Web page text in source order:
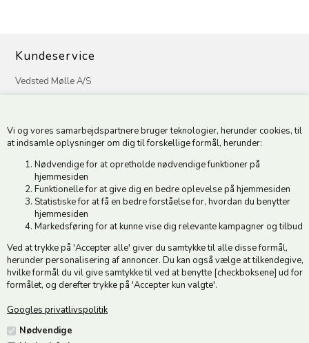
Vi og vores samarbejdspartnere bruger teknologier, herunder cookies, til
at indsamle oplysninger om dig til forskellige formål, herunder:
Nødvendige for at opretholde nødvendige funktioner på
hjemmesiden
Funktionelle for at give dig en bedre oplevelse på hjemmesiden
Statistiske for at få en bedre forståelse for, hvordan du benytter
hjemmesiden
Markedsføring for at kunne vise dig relevante kampagner og tilbud
Ved at trykke på 'Accepter alle' giver du samtykke til alle disse formål,
herunder personalisering af annoncer. Du kan også vælge at tilkendegive,
hvilke formål du vil give samtykke til ved at benytte [checkboksene] ud for
formålet, og derefter trykke på 'Accepter kun valgte'.
Googles privatlivspolitik
Nødvendige
Kundeservice
Vedsted Mølle A/S
CVR 49879415 Mailvedstedmoelle@post.tele.dk
Åbningstider: Man-Fre 9.00-17.00 | Middagslukket 12.00-12.30 |
Lørdag 9.00-12.00
Hold dig opdateret
Tilmeld dig vores nyhedsbrev og modtag gode tilbud :)
Jeg accepterer vilkårene